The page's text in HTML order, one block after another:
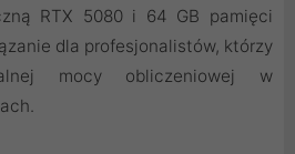
RTX 5080 i 64 GB pamięci
dla profesjonalistów, którzy
mocy obliczeniowej w